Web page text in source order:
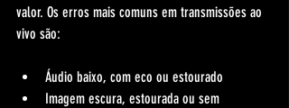
valor. Os erros mais comuns em transmissões ao
vivo são:
Áudio baixo, com eco ou estourado
Imagem escura, estourada ou sem